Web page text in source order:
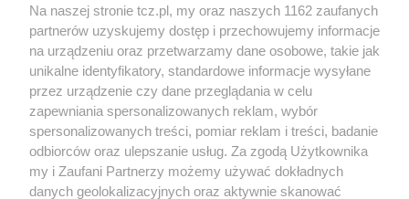
O FIRMIE POLITYKA PRYWATNOŚCI HOSTING
REKLAMA WSPÓŁPRACA RSS FACEBOOK KONTAKT
Nasze serwisy
Na naszej stronie tcz.pl, my oraz naszych 1162 zaufanych
partnerów uzyskujemy dostęp i przechowujemy informacje
na urządzeniu oraz przetwarzamy dane osobowe, takie jak
unikalne identyfikatory, standardowe informacje wysyłane
przez urządzenie czy dane przeglądania w celu
zapewniania spersonalizowanych reklam, wybór
spersonalizowanych treści, pomiar reklam i treści, badanie
odbiorców oraz ulepszanie usług. Za zgodą Użytkownika
my i Zaufani Partnerzy możemy używać dokładnych
danych geolokalizacyjnych oraz aktywnie skanować